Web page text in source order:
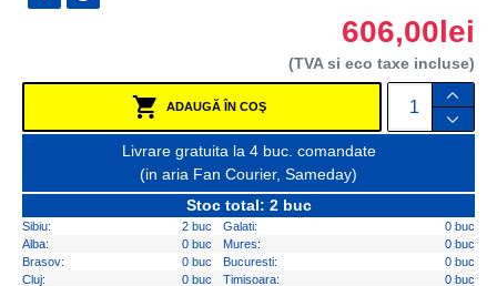
606,00lei
(TVA si eco taxe incluse)
ADAUGĂ ÎN COŞ
Livrare gratuita la 4 buc. comandate
(in aria Fan Courier, Sameday)
Stoc total: 2 buc
Sibiu: 2 buc Galati:
0 buc
Alba:
0 buc Mures:
0 buc
Brasov:
0 buc Bucuresti:
0 buc
Cluj:
0 buc Timisoara:
0 buc